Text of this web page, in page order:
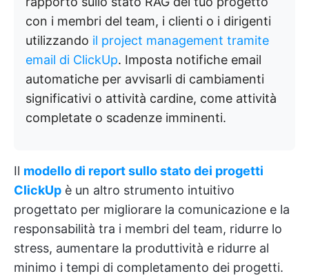
con i membri del team, i clienti o i dirigenti
utilizzando il project management tramite
email di ClickUp. Imposta notifiche email
automatiche per avvisarli di cambiamenti
significativi o attività cardine, come attività
completate o scadenze imminenti.
Il modello di report sullo stato dei progetti
ClickUp è un altro strumento intuitivo
progettato per migliorare la comunicazione e la
responsabilità tra i membri del team, ridurre lo
stress, aumentare la produttività e ridurre al
minimo i tempi di completamento dei progetti.